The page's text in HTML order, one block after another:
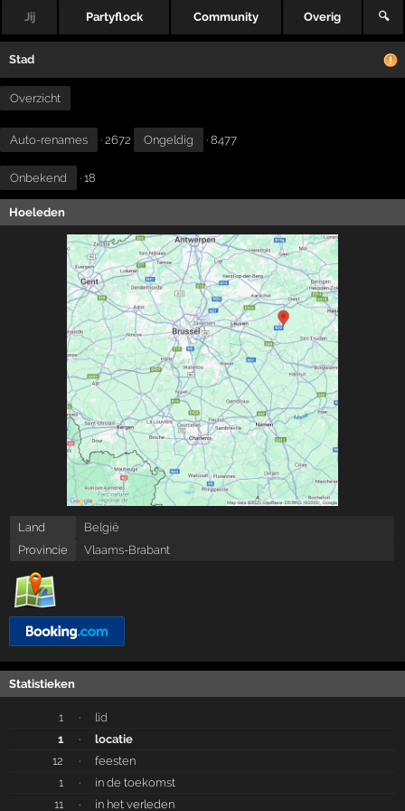
Jij Partyflock Community Overig 🔍
Stad
Overzicht
Auto-renames · 2672 Ongeldig · 8477
Onbekend · 18
Hoeleden
Land
België
Provincie
Vlaams-Brabant
Statistieken
1 ·
lid
1
·
locatie
12
·
feesten
1
·
in de toekomst
11
· in het verleden